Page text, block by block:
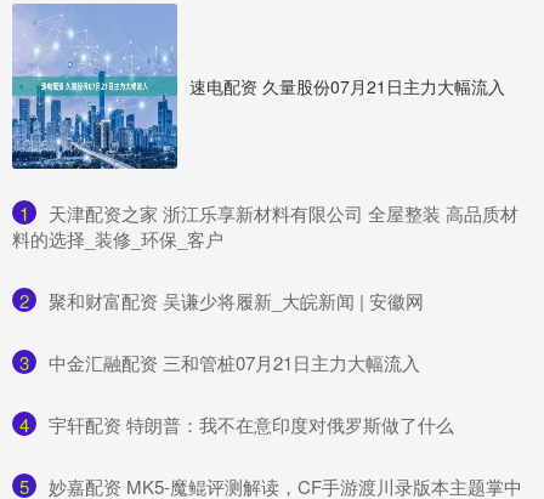
速电配资 久量股份07月21日主力大幅流入
1
​天津配资之家 浙江乐享新材料有限公司 全屋整装 高品质材
料的选择_装修_环保_客户
2 ​聚和财富配资 吴谦少将履新_大皖新闻 | 安徽网
3 ​中金汇融配资 三和管桩07月21日主力大幅流入
4 ​宇轩配资 特朗普：我不在意印度对俄罗斯做了什么
5
​妙嘉配资 MK5-魔鲲评测解读，CF手游渡川录版本主题掌中